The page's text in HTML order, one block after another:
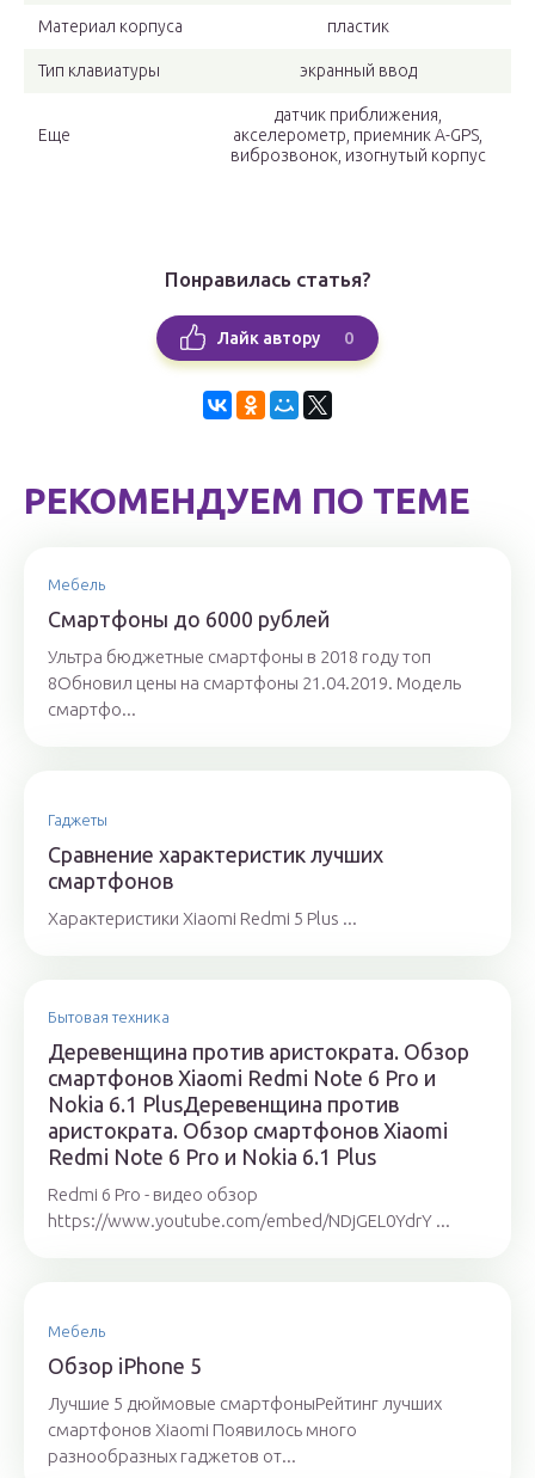
Материал корпуса пластик
Тип клавиатуры экранный ввод
Еще
датчик приближения,
акселерометр, приемник А-GPS,
виброзвонок, изогнутый корпус
Понравилась статья?
Лайк автору 0
РЕКОМЕНДУЕМ ПО ТЕМЕ
Мебель
Смартфоны до 6000 рублей
Ультра бюджетные смартфоны в 2018 году топ
8Обновил цены на смартфоны 21.04.2019. Модель
смартфо...
Гаджеты
Сравнение характеристик лучших
смартфонов
Характеристики Xiaomi Redmi 5 Plus ...
Бытовая техника
Деревенщина против аристократа. Обзор
смартфонов Xiaomi Redmi Note 6 Pro и
Nokia 6.1 PlusДеревенщина против
аристократа. Обзор смартфонов Xiaomi
Redmi Note 6 Pro и Nokia 6.1 Plus
Redmi 6 Pro - видео обзор
https://www.youtube.com/embed/NDjGEL0YdrY ...
Мебель
Обзор iPhone 5
Лучшие 5 дюймовые смартфоныРейтинг лучших
смартфонов Xiaomi Появилось много
разнообразных гаджетов от...